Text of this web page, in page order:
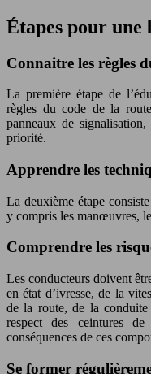
Étapes pour une
Connaitre les règles
La première étape de
règles du code de la
panneaux de
priorité.
Apprendre les
La deuxième étape
y compris les manœuvres,
Comprendre les
Les conducteurs doivent
en état d’ivresse, de la
de la route, de la
respect des ceintures
conséquences de ces
Se former